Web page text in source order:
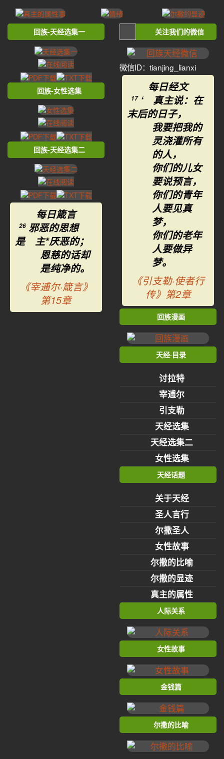
回族-天经选集一
回族-女性选集
回族-天经选集二
每日箴言
26 邪恶的思想
是 主*厌恶的；
恩慈的话却
是纯净的。
《宰逋尔·箴言》
第15章
关注我们的微信
微信ID：tianjing_lianxi
每日经文
17 ‘ 真主说：在
末后的日子，
我要把我的
灵浇灌所有
的人，
你们的儿女
要说预言，
你们的青年
人要见真
梦，
你们的老年
人要做异
梦。
《引支勒·使者行
传》第2章
回族漫画
天经·目录
讨拉特
宰逋尔
引支勒
天经选集
天经选集二
女性选集
天经话题
关于天经
圣人言行
尔撒圣人
女性故事
尔撒的比喻
尔撒的显迹
真主的属性
人际关系
女性故事
金钱篇
尔撒的比喻